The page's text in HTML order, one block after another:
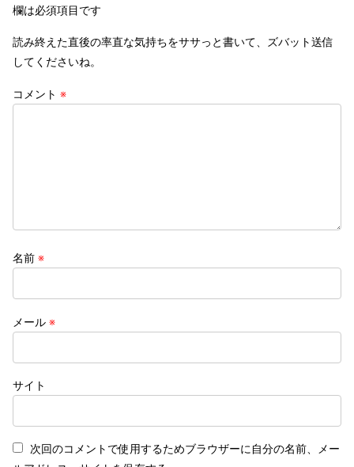
欄は必須項目です
読み終えた直後の率直な気持ちをササっと書いて、ズバット送信
してくださいね。
コメント ※
名前 ※
メール ※
サイト
次回のコメントで使用するためブラウザーに自分の名前、メー